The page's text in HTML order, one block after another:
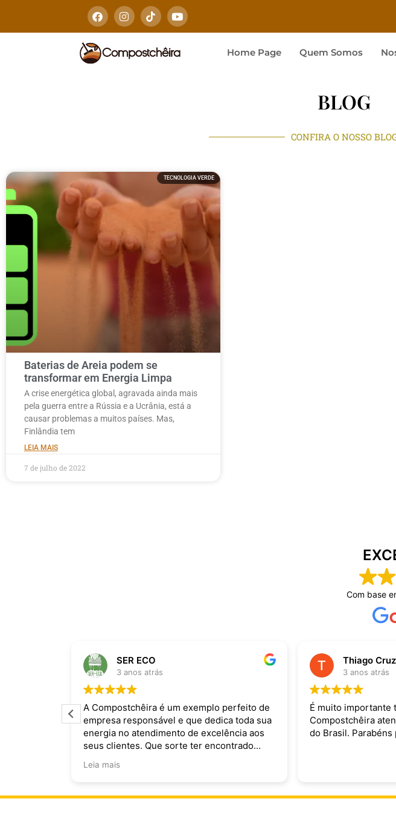
Home Page Quem Somos
BLOG
CONFIRA O NOSSO
TECNOLOGIA VERDE
Baterias de Areia podem se
transformar em Energia Limpa
A crise energética global, agravada ainda mais
pela guerra entre a Rússia e a Ucrânia, está a
causar problemas a muitos países. Mas,
Finlândia tem
LEIA MAIS
7 de julho de 2022
Com base
SER ECO
3 anos atrás
A Compostchêira é um exemplo perfeito de
empresa responsável e que dedica toda sua
energia no atendimento de excelência aos
seus clientes. Que sorte ter encontrado
Leia mais
Thiago
3 anos atrás
É muito importante
Compostchêira
do Brasil.